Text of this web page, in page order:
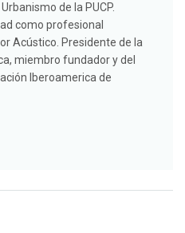
de la PUCP.
como profesional
Acústico. Presidente de la
miembro fundador y del
Iberoamerica de